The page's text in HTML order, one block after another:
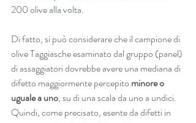
200 olive alla volta.
Di fatto, si può considerare che il campione di
olive Taggiasche esaminato dal gruppo (panel)
di assaggiatori dovrebbe avere una mediana di
difetto maggiormente percepito minore o
uguale a uno, su di una scala da uno a undici.
Quindi, come precisato, esente da difetti in